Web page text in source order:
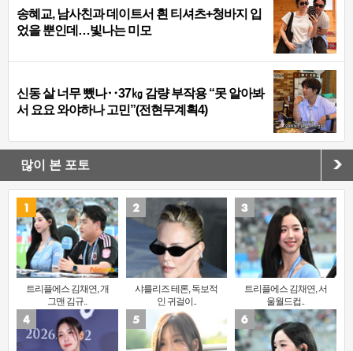
송혜교, 남사친과 데이트서 흰 티셔츠+청바지 입
었을 뿐인데…빛나는 미모
신동 살 너무 뺐나‥37㎏ 감량 부작용 “못 알아봐
서 요요 와야하나 고민”(전현무계획4)
많이 본 포토
트리플에스 김채연, 개
그맨 김규..
샤를리즈 테론, 독보적
인 귀걸이..
트리플에스 김채연, 서
울월드컵..